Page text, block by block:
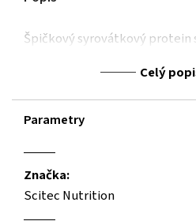
Špičkový syrovátkový protein
Celý
Parametry
Značka:
Scitec Nutrition